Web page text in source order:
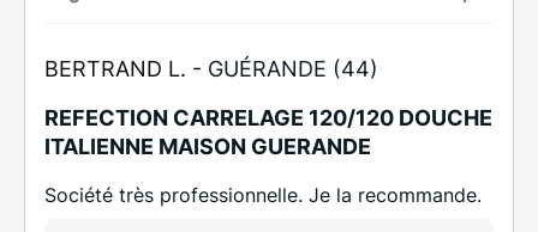
BERTRAND L. - GUÉRANDE (44)
REFECTION CARRELAGE 120/120 DOUCHE
ITALIENNE MAISON GUERANDE
Société très professionnelle. Je la recommande.